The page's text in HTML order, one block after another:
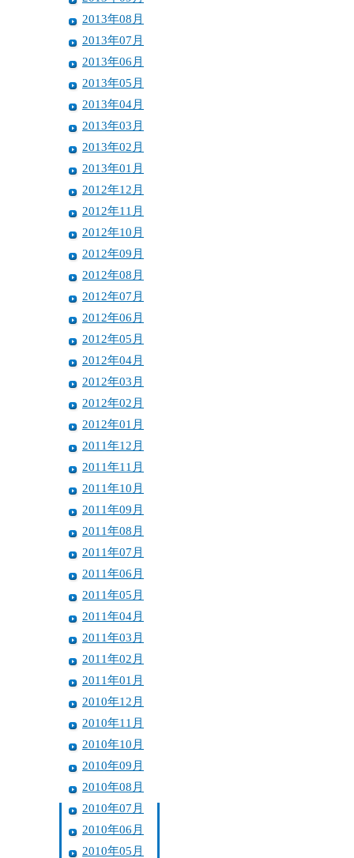
2013年08月
2013年07月
2013年06月
2013年05月
2013年04月
2013年03月
2013年02月
2013年01月
2012年12月
2012年11月
2012年10月
2012年09月
2012年08月
2012年07月
2012年06月
2012年05月
2012年04月
2012年03月
2012年02月
2012年01月
2011年12月
2011年11月
2011年10月
2011年09月
2011年08月
2011年07月
2011年06月
2011年05月
2011年04月
2011年03月
2011年02月
2011年01月
2010年12月
2010年11月
2010年10月
2010年09月
2010年08月
2010年07月
2010年06月
2010年05月